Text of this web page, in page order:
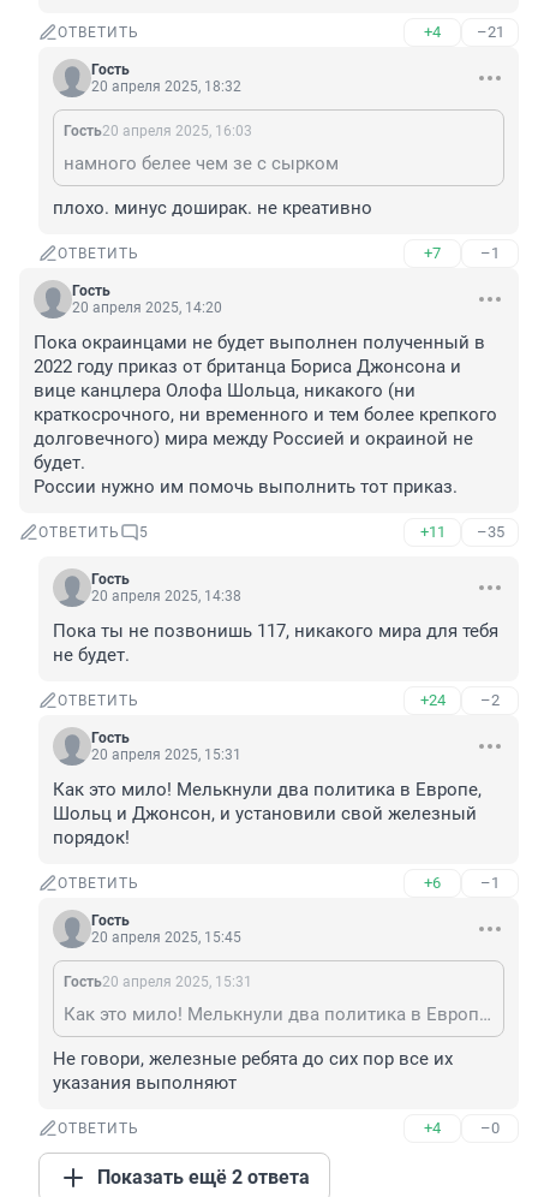
ОТВЕТИТЬ +4 –21
Гость
20 апреля 2025, 18:32
Гость20 апреля 2025, 16:03
намного белее чем зе с сырком
плохо. минус доширак. не креативно
ОТВЕТИТЬ +7 –1
Гость
20 апреля 2025, 14:20
Пока окраинцами не будет выполнен полученный в
2022 году приказ от британца Бориса Джонсона и
вице канцлера Олофа Шольца, никакого (ни
краткосрочного, ни временного и тем более крепкого
долговечного) мира между Россией и окраиной не
будет.
России нужно им помочь выполнить тот приказ.
ОТВЕТИТЬ 5 +11 –35
Гость
20 апреля 2025, 14:38
Пока ты не позвонишь 117, никакого мира для тебя
не будет.
ОТВЕТИТЬ +24 –2
Гость
20 апреля 2025, 15:31
Как это мило! Мелькнули два политика в Европе,
Шольц и Джонсон, и установили свой железный
порядок!
ОТВЕТИТЬ +6 –1
Гость
20 апреля 2025, 15:45
Гость20 апреля 2025, 15:31
Как это мило! Мелькнули два политика в Европе, Шольц и Джонсон, и установили свой железный порядок!
Не говори, железные ребята до сих пор все их
указания выполняют
ОТВЕТИТЬ +4 –0
Показать ещё 2 ответа